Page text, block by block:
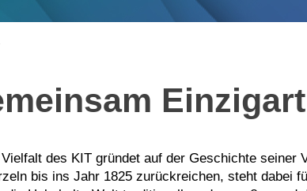
des KIT gründet auf der Geschichte seiner
bis ins Jahr 1825 zurückreichen, steht dabei